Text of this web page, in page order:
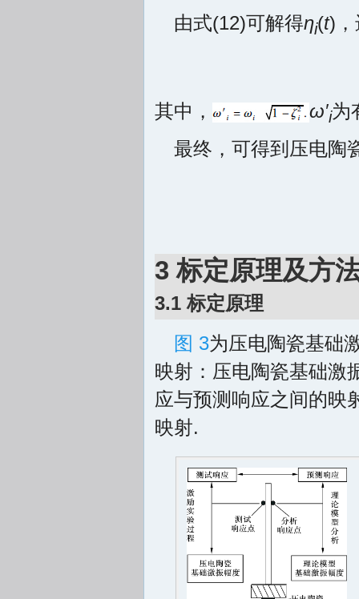
由式(12)可解得ηi(t)
其中， ω′i为
最终，可得到压电陶
3 标定原理及方
3.1 标定原理
图 3为压电陶瓷基础
映射：压电陶瓷基础激
应与预测响应之间的映
映射.